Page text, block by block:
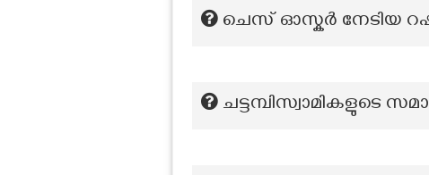
ചെസ് ഓസ്കർ നേടിയ
ചട്ടമ്പിസ്വാമികളുടെ